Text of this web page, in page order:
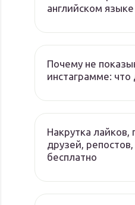
английском языке
Почему не
инстаграмме: что
Накрутка лайков,
друзей,
бесплатно